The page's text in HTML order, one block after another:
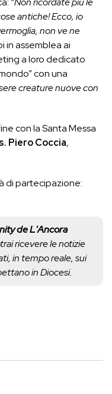
antiche! Ecco, io
non ve ne
in assemblea ai
a loro dedicato
con una
creature nuove con
con la Santa Messa
Piero Coccia,
di partecipazione:
de L'Ancora
ricevere le notizie
in tempo reale, sui
in Diocesi.